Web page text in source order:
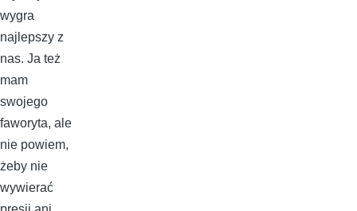
wygra
najlepszy z
nas. Ja też
mam
swojego
faworyta, ale
nie powiem,
żeby nie
wywierać